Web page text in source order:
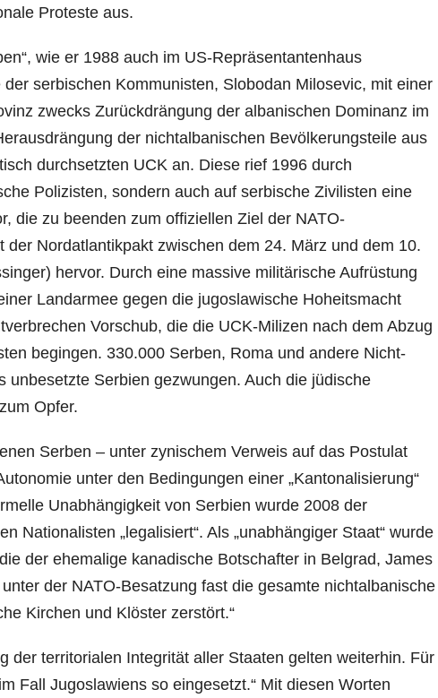
Proteste aus.
wie er 1988 auch im US-Repräsentantenhaus
serbischen Kommunisten, Slobodan Milosevic, mit einer
zwecks Zurückdrängung der albanischen Dominanz im
der nichtalbanischen Bevölkerungsteile aus
durchsetzten UCK an. Diese rief 1996 durch
Polizisten, sondern auch auf serbische Zivilisten eine
die zu beenden zum offiziellen Ziel der NATO-
Nordatlantikpakt zwischen dem 24. März und dem 10.
hervor. Durch eine massive militärische Aufrüstung
Landarmee gegen die jugoslawische Hoheitsmacht
Vorschub, die die UCK-Milizen nach dem Abzug
begingen. 330.000 Serben, Roma und andere Nicht-
Serbien gezwungen. Auch die jüdische
Opfer.
Serben – unter zynischem Verweis auf das Postulat
unter den Bedingungen einer „Kantonalisierung“
Unabhängigkeit von Serbien wurde 2008 der
Nationalisten „legalisiert“. Als „unabhängiger Staat“ wurde
der ehemalige kanadische Botschafter in Belgrad, James
der NATO-Besatzung fast die gesamte nichtalbanische
Kirchen und Klöster zerstört.“
der territorialen Integrität aller Staaten gelten weiterhin. Für
Fall Jugoslawiens so eingesetzt.“ Mit diesen Worten